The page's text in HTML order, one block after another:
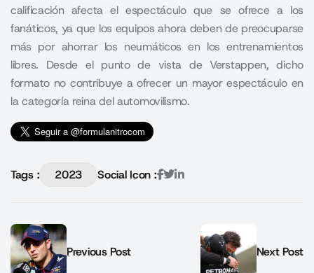
calificación afecta el espectáculo que se ofrece a los
fanáticos, ya que los equipos ahora deben de preocuparse
más por ahorrar los neumáticos en los entrenamientos
libres. Desde el punto de vista de Verstappen, dicho
formato no contribuye a ofrecer un mayor espectáculo en
la categoría reina del automovilismo.
Tags : 2023 Social Icon :
Previous Post Next Post